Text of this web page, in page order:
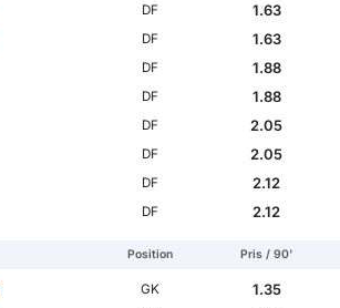
DF
1.63
DF
1.63
DF
1.88
DF
1.88
DF
2.05
DF
2.05
DF
2.12
DF 2.12
Position Pris / 90'
GK
1.35